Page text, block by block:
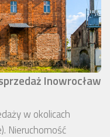
Inowrocław
w okolicach
Nieruchomość